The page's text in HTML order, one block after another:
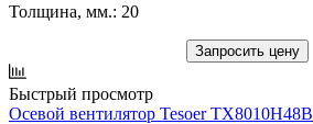
Толщина, мм.: 20
Запросить цену
Быстрый просмотр
Осевой вентилятор Tesoer TX8010H48B